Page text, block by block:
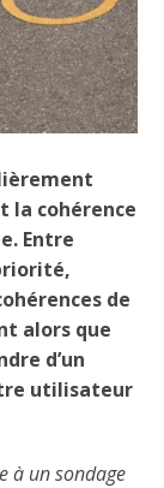
la cohérence
Entre
de
alors que
d’un
utilisateur
à un sondage